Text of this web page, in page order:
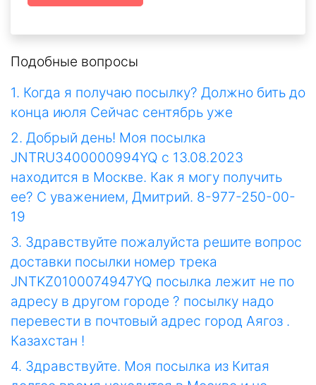
Подобные вопросы
1. Когда я получаю посылку? Должно бить до
конца июля Сейчас сентябрь уже
2. Добрый день! Моя посылка
JNTRU3400000994YQ с 13.08.2023
находится в Москве. Как я могу получить
ее? С уважением, Дмитрий. 8-977-250-00-
19
3. Здравствуйте пожалуйста решите вопрос
доставки посылки номер трека
JNTKZ0100074947YQ посылка лежит не по
адресу в другом городе ? посылку надо
перевести в почтовый адрес город Аягоз .
Казахстан !
4. Здравствуйте. Моя посылка из Китая